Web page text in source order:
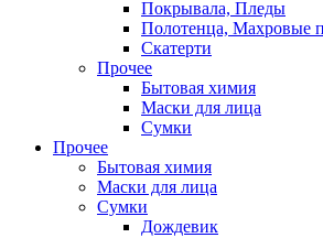
Покрывала, Пледы
Полотенца, Махровые
Скатерти
Прочее
Бытовая химия
Маски для лица
Сумки
Прочее
Бытовая химия
Маски для лица
Сумки
Дождевик